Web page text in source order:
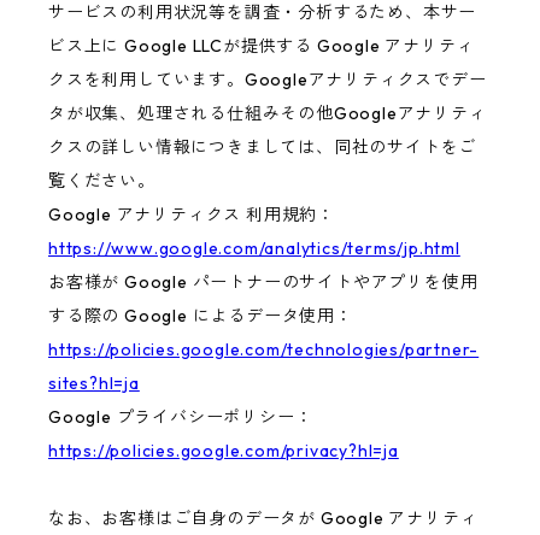
サービスの利用状況等を調査・分析するため、本サー
ビス上に Google LLCが提供する Google アナリティ
クスを利用しています。Googleアナリティクスでデー
タが収集、処理される仕組みその他Googleアナリティ
クスの詳しい情報につきましては、同社のサイトをご
覧ください。
Google アナリティクス 利用規約：
https://www.google.com/analytics/terms/jp.html
お客様が Google パートナーのサイトやアプリを使用
する際の Google によるデータ使用：
https://policies.google.com/technologies/partner-
sites?hl=ja
Google プライバシーポリシー：
https://policies.google.com/privacy?hl=ja
なお、お客様はご自身のデータが Google アナリティ